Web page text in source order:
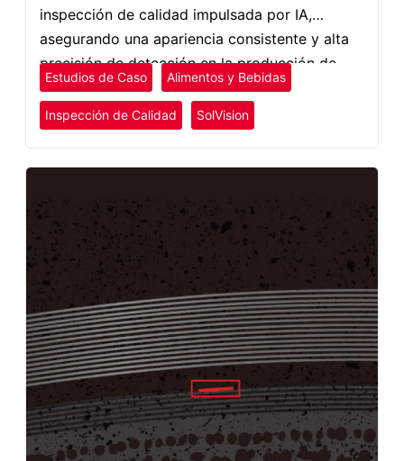
inspección de calidad impulsada por IA,
asegurando una apariencia consistente y alta
precisión de detección en la producción de
snacks.
Estudios de Caso Alimentos y Bebidas
Inspección de Calidad SolVision